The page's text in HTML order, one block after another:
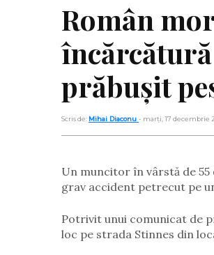
Român
prăbușit
Scris de: Mihai Diaconu - marți, 17 decembrie
Un muncitor în vârstă de 55
grav accident petrecut pe
Potrivit unui comunicat de
loc pe strada Stinnes din